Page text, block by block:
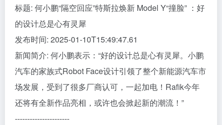
标题: 何小鹏“隔空回应”特斯拉焕新 Model Y“撞脸” ：好
的设计总是心有灵犀
发布时间: 2025-01-10T15:49:47.61
新闻简介: 何小鹏表示：“好的设计总是心有灵犀。小鹏
汽车的家族式Robot Face设计引领了整个新能源汽车市
场发展，受到了很多厂商认可，一起加电！Rafik今年
还将有全新作品亮相，或许也会掀起新的潮流！”
----------------------